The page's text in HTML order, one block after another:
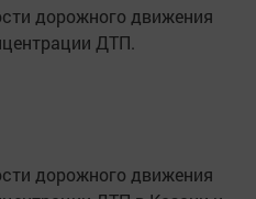
дорожного движения
ДТП.
дорожного движения